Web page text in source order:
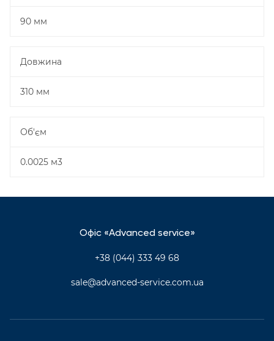
90 мм
Довжина
310 мм
Об'єм
0.0025 м3
Офіс «Advanced service»
+38 (044) 333 49 68
sale@advanced-service.com.ua